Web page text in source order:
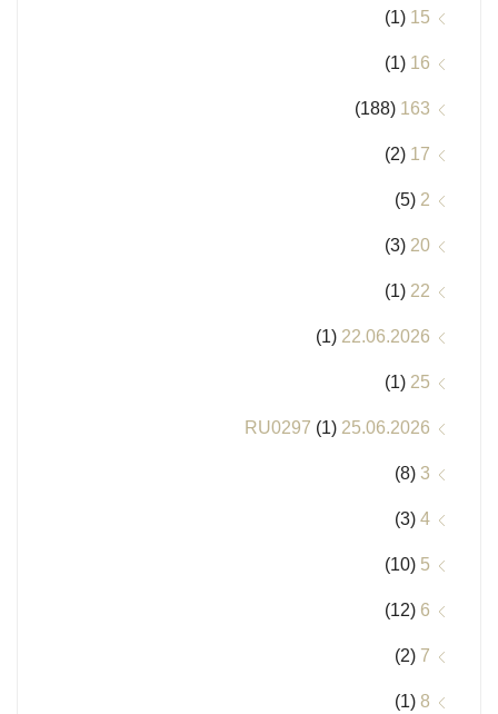
15
(1)
16
(1)
163
(188)
17
(2)
2
(5)
20
(3)
22
(1)
22.06.2026
(1)
25
(1)
25.06.2026 RU0297
(1)
3
(8)
4
(3)
5
(10)
6
(12)
7
(2)
8
(1)